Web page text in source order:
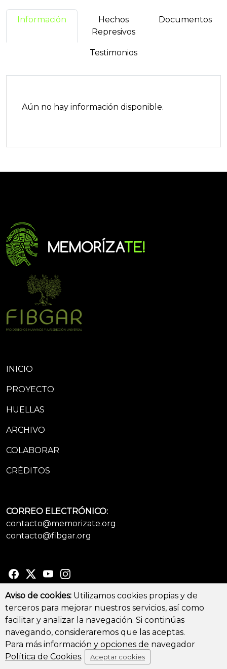
Información
Hechos
Represivos
Documentos
Testimonios
Aún no hay información disponible.
INICIO
PROYECTO
HUELLAS
ARCHIVO
COLABORAR
CRÉDITOS
CORREO ELECTRÓNICO:
contacto@memorizate.org
contacto@fibgar.org
© Copyright 2026 - All Rights Reserved
Aviso legal y Política de privacidad -Política de cookies
Aviso de cookies: Utilizamos cookies propias y de
terceros para mejorar nuestros servicios, así como
facilitar y analizar la navegación. Si continúas
navegando, consideraremos que las aceptas.
Para más información y opciones de navegador
Política de Cookies. Aceptar cookies